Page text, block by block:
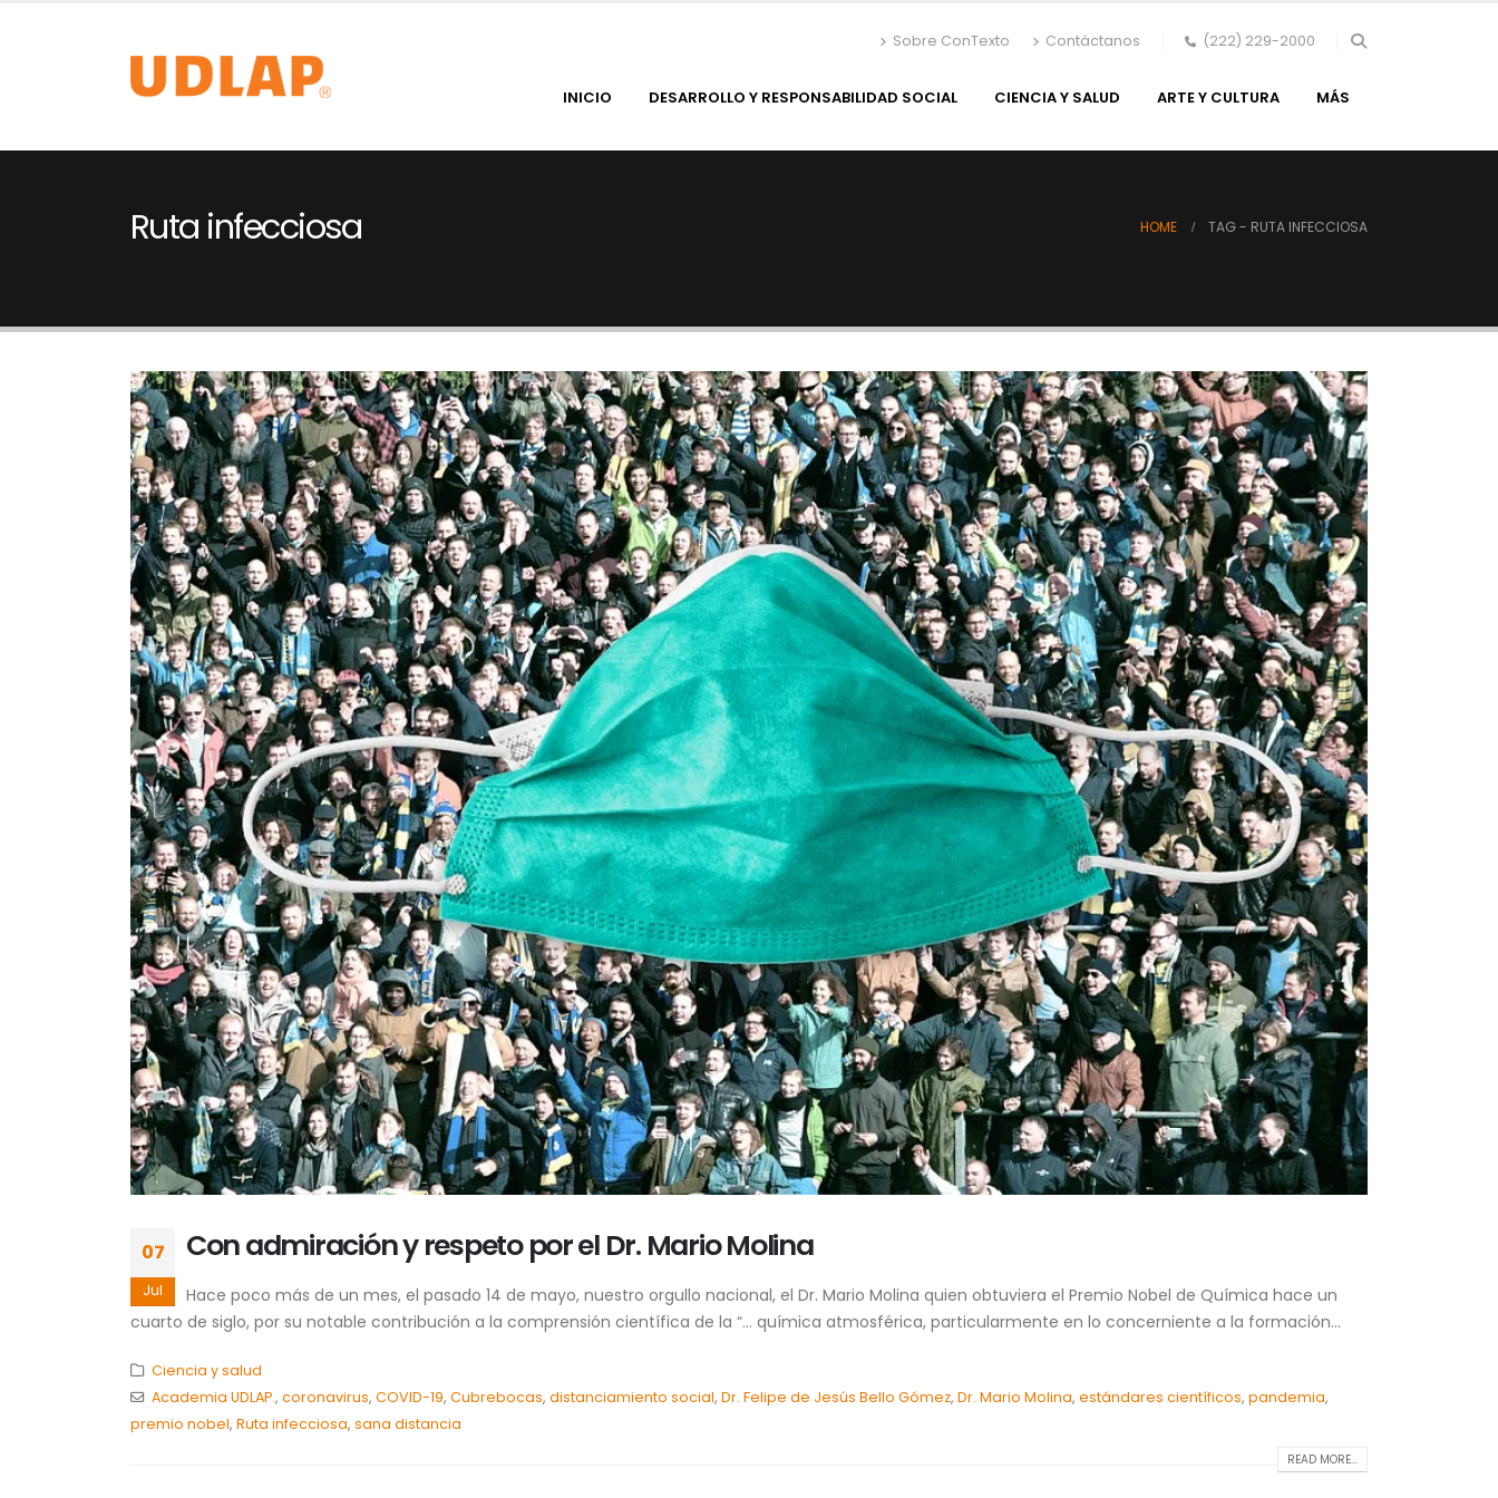
Sobre ConTexto Contáctanos (222) 229-2000
INICIO DESARROLLO Y RESPONSABILIDAD SOCIAL CIENCIA Y SALUD ARTE Y CULTURA MÁS
Ruta infecciosa HOME TAG - RUTA INFECCIOSA
07
Jul
Con admiración y respeto por el Dr. Mario Molina
Hace poco más de un mes, el pasado 14 de mayo, nuestro orgullo nacional, el Dr. Mario Molina quien obtuviera el Premio Nobel de Química hace un
cuarto de siglo, por su notable contribución a la comprensión científica de la “… química atmosférica, particularmente en lo concerniente a la formación...
Ciencia y salud
Academia UDLAP., coronavirus, COVID-19, Cubrebocas, distanciamiento social, Dr. Felipe de Jesús Bello Gómez, Dr. Mario Molina, estándares científicos, pandemia,
premio nobel, Ruta infecciosa, sana distancia
READ MORE...